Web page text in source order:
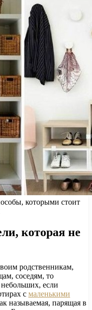
которая не
родственникам,
соседям, то
если
с маленькими
называемая, парящая в